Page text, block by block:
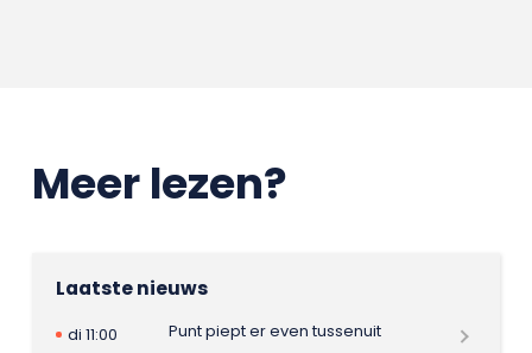
Meer lezen?
Laatste nieuws
di 11:00
Punt piept er even tussenuit